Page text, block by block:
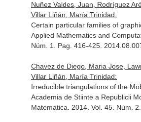
Nuñez Valdes, Juan, Rodríguez
Villar Liñán, María Trinidad:
Certain particular families of
Applied Mathematics and
Núm. 1. Pag. 416-425.
Chavez de Diego, Maria Jose,
Villar Liñán, María Trinidad:
Irreducible triangulations of the
Academia de Stiinte a Republicii
Matematica . 2014. Vol. 45. Núm.